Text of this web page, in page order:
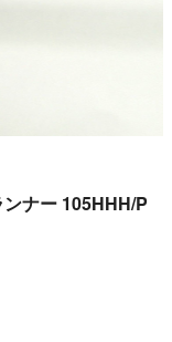
ナー 105HHH/P